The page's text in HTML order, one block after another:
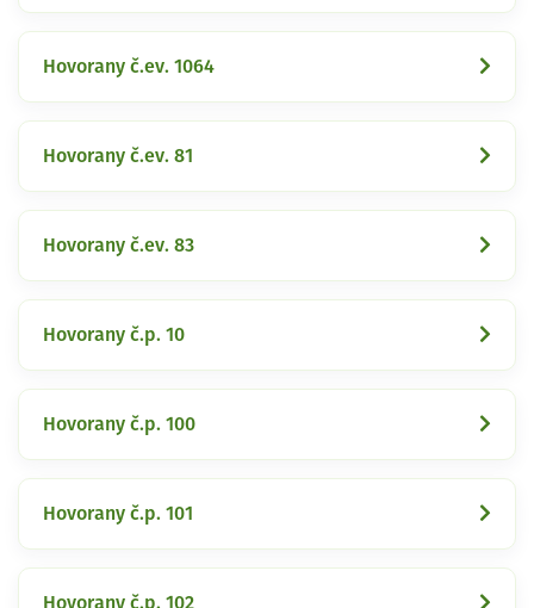
Hovorany č.ev. 1064
Hovorany č.ev. 81
Hovorany č.ev. 83
Hovorany č.p. 10
Hovorany č.p. 100
Hovorany č.p. 101
Hovorany č.p. 102